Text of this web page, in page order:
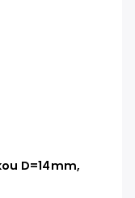
D=14mm,